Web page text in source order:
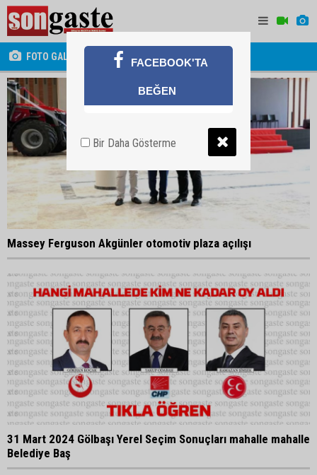
FOTO GALERİ
Massey Ferguson Akgünler otomotiv plaza açılışı
31 Mart 2024 Gölbaşı Yerel Seçim Sonuçları mahalle mahalle
Belediye Baş
FACEBOOK'TA
BEĞEN
Bir Daha Gösterme